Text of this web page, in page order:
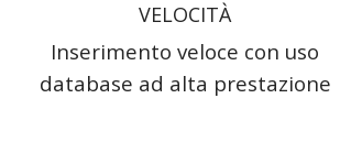
VELOCITÀ
Inserimento veloce con uso
database ad alta prestazione